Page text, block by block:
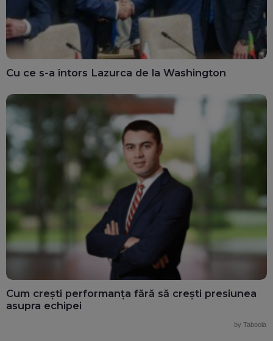
Cu ce s-a întors Lazurca de la Washington
Cum crești performanța fără să crești presiunea
asupra echipei
by Taboola